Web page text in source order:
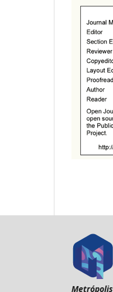
Metrópolis